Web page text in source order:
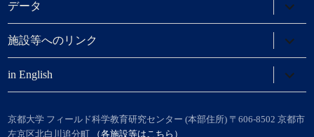
展
開
ュ
ー
を
展
開
データ
ブ
メ
ニ
ュ
ー
を
展
開
施設等へのリンク
ブ
メ
ニ
ュ
ー
展
開
in English
ブ
メ
ュ
ー
京都大学 フィールド科学教育研究センター (本部住所) 〒606-8502 京都市
左京区北白川追分町
（各施設等はこちら）